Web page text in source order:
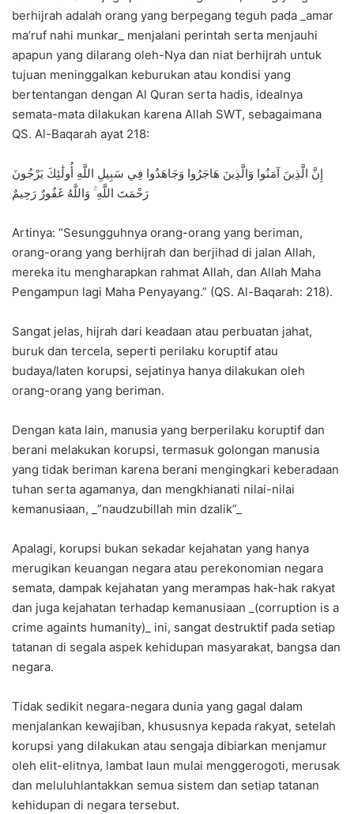
berhijrah adalah orang yang berpegang teguh pada _amar
ma’ruf nahi munkar_ menjalani perintah serta menjauhi
apapun yang dilarang oleh-Nya dan niat berhijrah untuk
tujuan meninggalkan keburukan atau kondisi yang
bertentangan dengan Al Quran serta hadis, idealnya
semata-mata dilakukan karena Allah SWT, sebagaimana
QS. Al-Baqarah ayat 218:
إِنَّ الَّذِينَ آمَنُوا وَالَّذِينَ هَاجَرُوا وَجَاهَدُوا فِي سَبِيلِ اللَّهِ أُولَٰئِكَ يَرْجُونَ
رَحْمَتَ اللَّهِ ۚ وَاللَّهُ غَفُورٌ رَحِيمٌ
Artinya: “Sesungguhnya orang-orang yang beriman,
orang-orang yang berhijrah dan berjihad di jalan Allah,
mereka itu mengharapkan rahmat Allah, dan Allah Maha
Pengampun lagi Maha Penyayang.” (QS. Al-Baqarah: 218).
Sangat jelas, hijrah dari keadaan atau perbuatan jahat,
buruk dan tercela, seperti perilaku koruptif atau
budaya/laten korupsi, sejatinya hanya dilakukan oleh
orang-orang yang beriman.
Dengan kata lain, manusia yang berperilaku koruptif dan
berani melakukan korupsi, termasuk golongan manusia
yang tidak beriman karena berani mengingkari keberadaan
tuhan serta agamanya, dan mengkhianati nilai-nilai
kemanusiaan, _”naudzubillah min dzalik”_
Apalagi, korupsi bukan sekadar kejahatan yang hanya
merugikan keuangan negara atau perekonomian negara
semata, dampak kejahatan yang merampas hak-hak rakyat
dan juga kejahatan terhadap kemanusiaan _(corruption is a
crime againts humanity)_ ini, sangat destruktif pada setiap
tatanan di segala aspek kehidupan masyarakat, bangsa dan
negara.
Tidak sedikit negara-negara dunia yang gagal dalam
menjalankan kewajiban, khususnya kepada rakyat, setelah
korupsi yang dilakukan atau sengaja dibiarkan menjamur
oleh elit-elitnya, lambat laun mulai menggerogoti, merusak
dan meluluhlantakkan semua sistem dan setiap tatanan
kehidupan di negara tersebut.